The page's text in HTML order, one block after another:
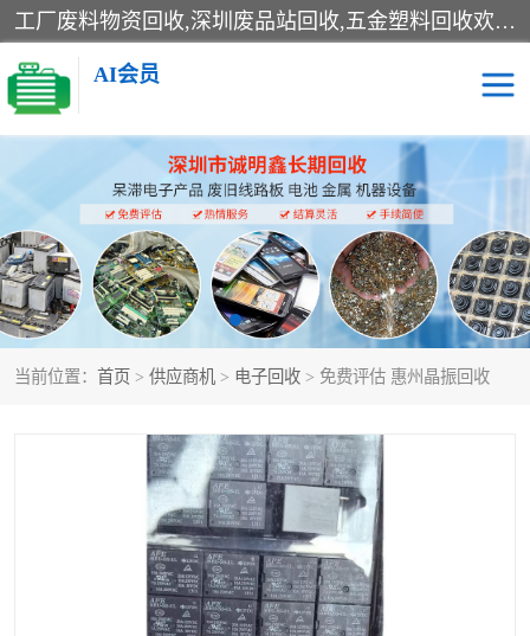
工厂废料物资回收,深圳废品站回收,五金塑料回收欢迎有金属、塑料、电子、电线、废旧设备、废铜、锡渣、线路板、镀银废料、废IC、电子零件、电子脚，等其他废旧物资的单位及个人联系洽谈。对提供息者我们可以提供优厚的业务提成（佣金）。
AI会员
当前位置： 首页 > 供应商机 > 电子回收 > 免费评估 惠州晶振回收
线路板回收 电子回收
电子产品回收 电池回收
金属回收 机器设备回收